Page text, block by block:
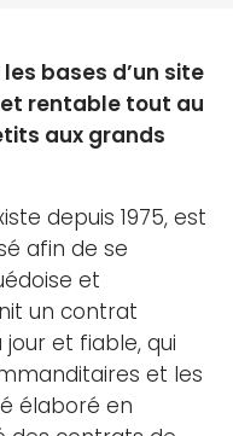
bases d’un site
rentable tout au
aux grands
depuis 1975, est
afin de se
et
un contrat
et fiable, qui
et les
élaboré en